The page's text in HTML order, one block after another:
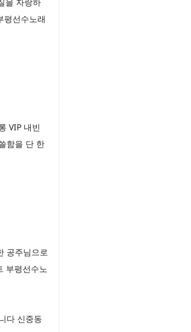
평선수노래
VIP 내빈
함을 단 한
공주님으로
부평선수노
다 신중동